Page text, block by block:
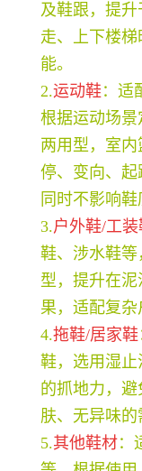
及鞋跟，提
走、上下楼
能。
2.运动鞋 ：适
根据运动场
两用型，室
停、变向、起
同时不影响鞋
3.户外鞋/工装
鞋、涉水鞋等
型，提升在
果，适配复杂
4.拖鞋/居家鞋
鞋，选用湿
的抓地力，
肤、无异味的
5.其他鞋材：